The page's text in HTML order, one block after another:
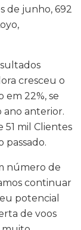
de junho, 692
cresceu o
22%, se
ano anterior.
mil Clientes
passado.
número de
continuar
potencial
de voos